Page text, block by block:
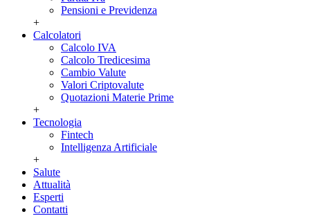
Pensioni e Previdenza
+
Calcolatori
Calcolo IVA
Calcolo Tredicesima
Cambio Valute
Valori Criptovalute
Quotazioni Materie Prime
+
Tecnologia
Fintech
Intelligenza Artificiale
+
Salute
Attualità
Esperti
Contatti